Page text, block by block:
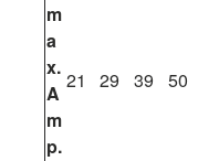
m
a
x.
A
m
p.
21 29 39 50